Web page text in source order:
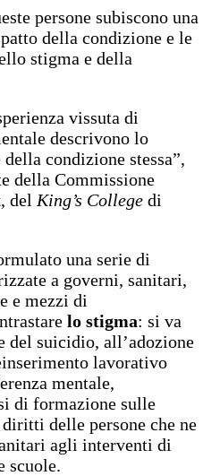
persone subiscono una
della condizione e le
stigma e della
vissuta di
descrivono lo
condizione stessa”,
della Commissione
, del King’s College di
una serie di
a governi, sanitari,
e mezzi di
lo stigma: si va
del suicidio, all’adozione
lavorativo
mentale,
di formazione sulle
delle persone che ne
agli interventi di
scuole.